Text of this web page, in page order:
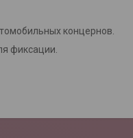
концернов.
фиксации.